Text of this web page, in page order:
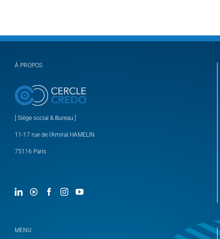
À PROPOS
[ Siège social & Bureau ]
11-17 rue de l’Amiral HAMELIN
75116 Paris
MENU